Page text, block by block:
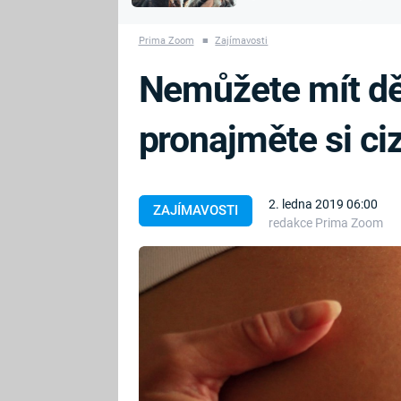
PRVNÍ SVĚTOVÁ
BRITSKÁ
RODINA
Prima Zoom ■ Zajímavosti
ZAJÍMAVOSTI
2. ledna 2019 06:00
redakce Prima Zoom
Nemůžete mít
pronajměte si